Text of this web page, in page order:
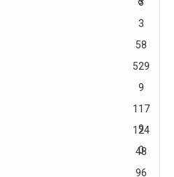
3
58
529
9
117
9
124
0
48
96